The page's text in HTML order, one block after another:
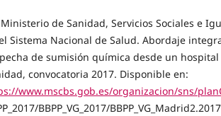
de Sanidad, Servicios Sociales e
Sistema Nacional de Salud. Abordaje
de sumisión química desde un
convocatoria 2017. Disponible en:
www.mscbs.gob.es/organizacion/sns/
BBPP_VG_2017/